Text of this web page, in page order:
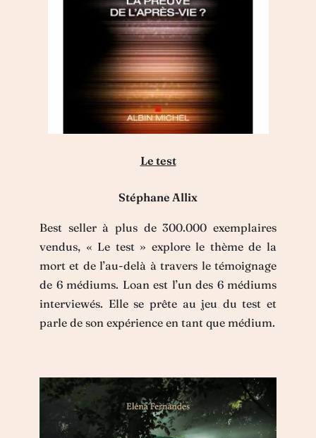
Le test
Stéphane Allix
Best seller à plus de 300.000 exemplaires
vendus, « Le test » explore le thème de la
mort et de l’au-delà à travers le témoignage
de 6 médiums. Loan est l’un des 6 médiums
interviewés. Elle se prête au jeu du test et
parle de son expérience en tant que médium.